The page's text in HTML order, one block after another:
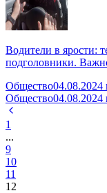
Водители в ярости:
подголовники.
Общество04.08.2024
Общество04.08.2024
1
...
9
10
11
12